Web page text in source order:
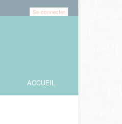
Se connecter
ACCUEIL